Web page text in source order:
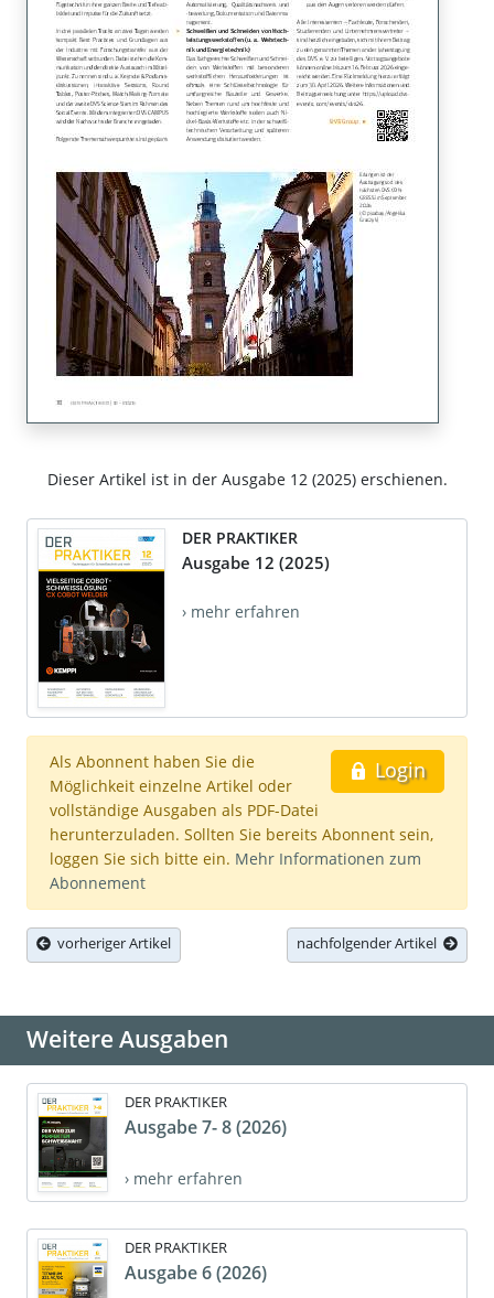
Dieser Artikel ist in der Ausgabe 12 (2025) erschienen.
DER PRAKTIKER
Ausgabe 12 (2025)
› mehr erfahren
Login
Als Abonnent haben Sie die
Möglichkeit einzelne Artikel oder
vollständige Ausgaben als PDF-Datei
herunterzuladen. Sollten Sie bereits Abonnent sein,
loggen Sie sich bitte ein. Mehr Informationen zum
Abonnement
vorheriger Artikel nachfolgender Artikel
Weitere Ausgaben
DER PRAKTIKER
Ausgabe 7- 8 (2026)
› mehr erfahren
DER PRAKTIKER
Ausgabe 6 (2026)